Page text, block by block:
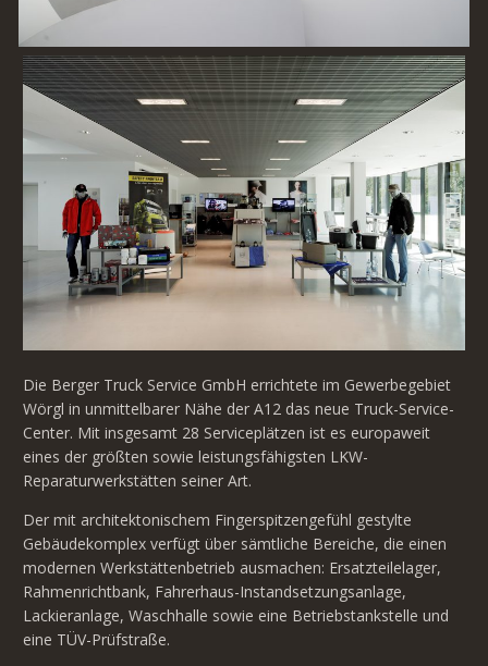
Die Berger Truck Service GmbH errichtete im Gewerbegebiet
Wörgl in unmittelbarer Nähe der A12 das neue Truck-Service-
Center. Mit insgesamt 28 Serviceplätzen ist es europaweit
eines der größten sowie leistungsfähigsten LKW-
Reparaturwerkstätten seiner Art.
Der mit architektonischem Fingerspitzengefühl gestylte
Gebäudekomplex verfügt über sämtliche Bereiche, die einen
modernen Werkstättenbetrieb ausmachen: Ersatzteilelager,
Rahmenrichtbank, Fahrerhaus-Instandsetzungsanlage,
Lackieranlage, Waschhalle sowie eine Betriebstankstelle und
eine TÜV-Prüfstraße.